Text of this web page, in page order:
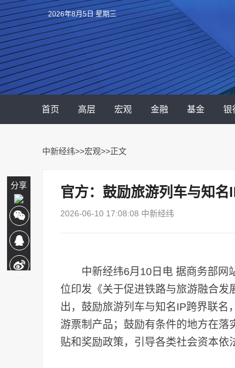
分享
2026年8月5日 星期三
首页 高层 宏观 金融 基金 银
中新经纬>>宏观>>正文
官方：鼓励旅游列车与知名
2026-06-10 17:08:08 中新经纬
中新经纬6月10日电 据商务部网
位印发《关于促进铁路与旅游融合
出，鼓励旅游列车与知名IP跨界联名
游票制产品；鼓励有条件的地方在
贴和奖励政策，引导各类社会资本依